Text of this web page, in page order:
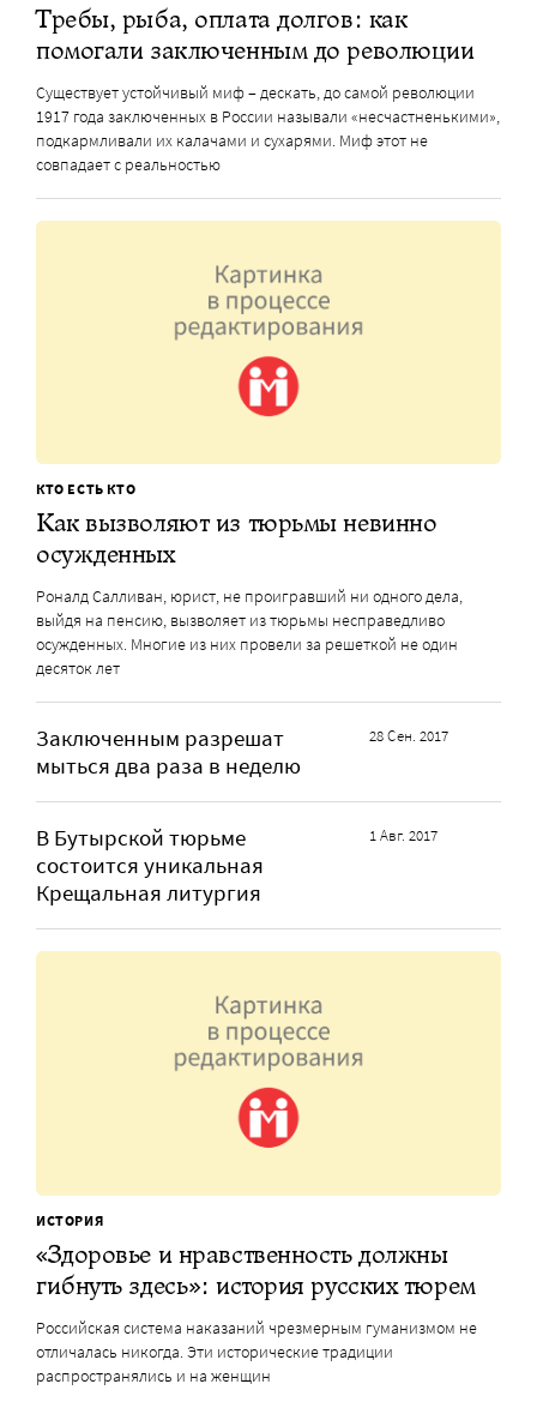
Требы, рыба, оплата долгов: как
помогали заключенным до революции
Существует устойчивый миф – дескать, до самой революции
1917 года заключенных в России называли «несчастненькими»,
подкармливали их калачами и сухарями. Миф этот не
совпадает с реальностью
КТО ЕСТЬ КТО
Как вызволяют из тюрьмы невинно
осужденных
Роналд Салливан, юрист, не проигравший ни одного дела,
выйдя на пенсию, вызволяет из тюрьмы несправедливо
осужденных. Многие из них провели за решеткой не один
десяток лет
Заключенным разрешат
мыться два раза в неделю
28 Сен. 2017
В Бутырской тюрьме
состоится уникальная
Крещальная литургия
1 Авг. 2017
ИСТОРИЯ
«Здоровье и нравственность должны
гибнуть здесь»: история русских тюрем
Российская система наказаний чрезмерным гуманизмом не
отличалась никогда. Эти исторические традиции
распространялись и на женщин